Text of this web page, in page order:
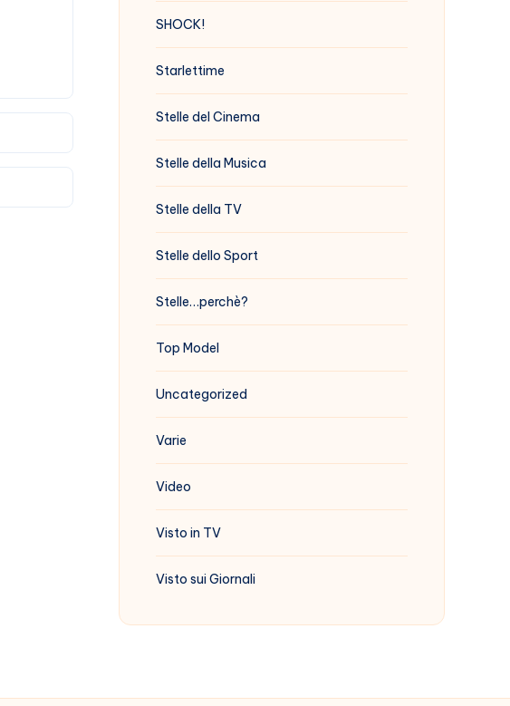
SHOCK!
Starlettime
Stelle del Cinema
Stelle della Musica
Stelle della TV
Stelle dello Sport
Stelle…perchè?
Top Model
Uncategorized
Varie
Video
Visto in TV
Visto sui Giornali